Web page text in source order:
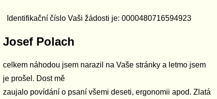
Identifikační číslo Vaši žádosti je: 0000480716594923
Josef Polach
celkem náhodou jsem narazil na Vaše stránky a letmo jsem
je prošel. Dost mě
zaujalo povídání o psaní všemi deseti, ergonomii apod. Zlatá